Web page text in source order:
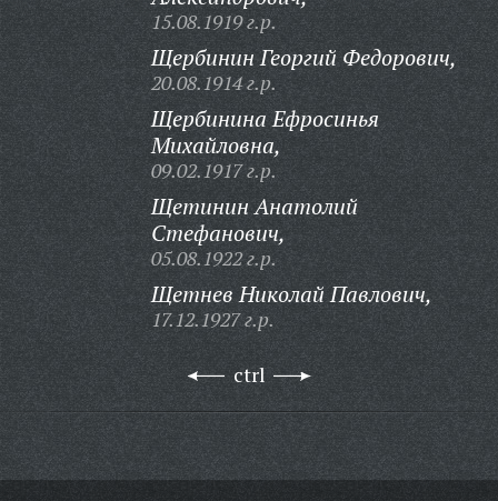
15.08.1919 г.р.
Щербинин Георгий Федорович,
20.08.1914 г.р.
Щербинина Ефросинья
Михайловна,
09.02.1917 г.р.
Щетинин Анатолий
Стефанович,
05.08.1922 г.р.
Щетнев Николай Павлович,
17.12.1927 г.р.
ctrl